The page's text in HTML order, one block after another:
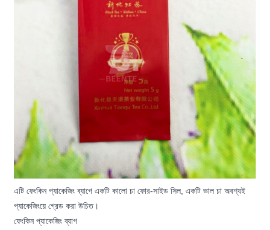
এটি ফেংকিন প্যাকেজিং ব্যাগে একটি কালো চা ফোর-সাইড সিল, একটি ভাল চা অবশ্যই
প্যাকেজিংয়ে গ্রেড করা উচিত।
ফেংকিন প্যাকেজিং ব্যাগ